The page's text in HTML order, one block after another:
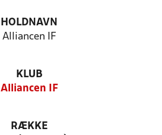
HOLDNAVN
Alliancen IF
KLUB
Alliancen IF
RÆKKE